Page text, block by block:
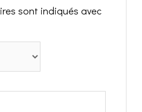
sont indiqués avec